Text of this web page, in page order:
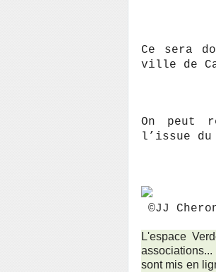
Ce sera
ville de
On peut
l’issue
©JJ
L'espace
sont mis en